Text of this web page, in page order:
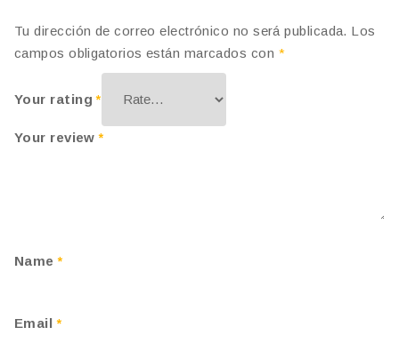
Tu dirección de correo electrónico no será publicada. Los
campos obligatorios están marcados con *
Your rating*
Your review*
Name*
Email*